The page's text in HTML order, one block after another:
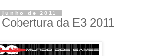
de 2011
da E3 2011